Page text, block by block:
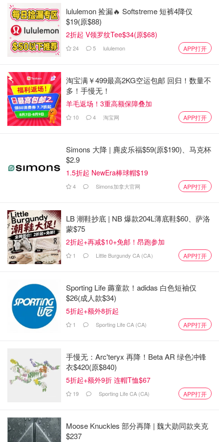
lululemon 捡漏🔥 Softstreme 短裤4降仅
$19(原$88)
2折起 V领罗纹Tee$34(原$68)
24 5 lululemon APP打开
淘宝满￥499最高2KG空运包邮 回归！数量不
多！手慢无！
羊毛返场！3重高额保障叠加
10 4 淘宝网 APP打开
Simons 大降 | 麂皮乐福$59(原$190)、马克杯
$2.9
1.5折起 NewEra棒球帽$19
4 Simons加拿大官网 APP打开
LB 潮鞋抄底 | NB 爆款204L薄底鞋$60、萨洛
蒙$75
2折起+再减$10+免邮！昂跑参加
1 Little Burgundy CA (CA） APP打开
Sporting Life 薅童款！adidas 白色短袖仅
$26(成人款$34)
5折起+额外8折起
1 Sporting Life CA (CA) APP打开
手慢无：Arc'teryx 再降！Beta AR 绿色冲锋
衣$420(原$840)
5折起+额外9折 连帽T恤$67
19 Sporting Life CA (CA) APP打开
Moose Knuckles 部分再降 | 魏大勋同款夹克
$237